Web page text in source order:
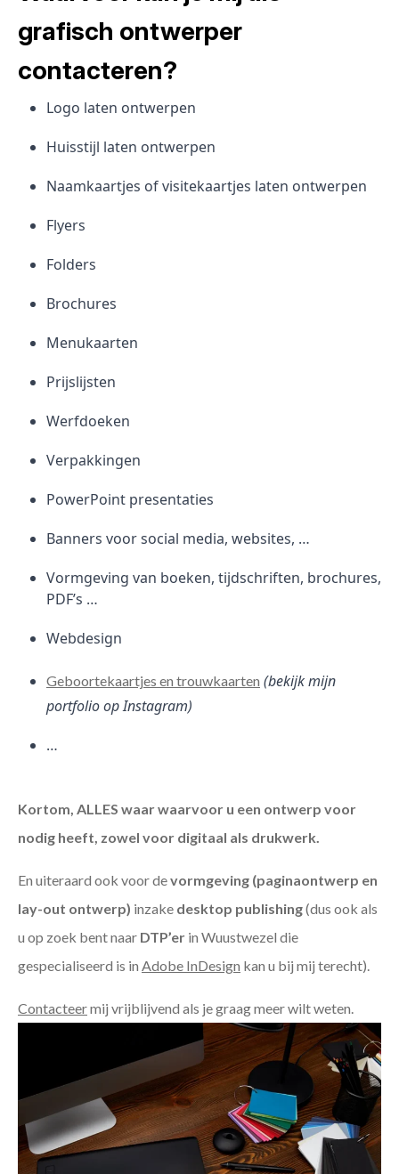
grafisch ontwerper
contacteren?
Logo laten ontwerpen
Huisstijl laten ontwerpen
Naamkaartjes of visitekaartjes laten ontwerpen
Flyers
Folders
Brochures
Menukaarten
Prijslijsten
Werfdoeken
Verpakkingen
PowerPoint presentaties
Banners voor social media, websites, …
Vormgeving van boeken, tijdschriften, brochures,
PDF’s …
Webdesign
Geboortekaartjes en trouwkaarten (bekijk mijn
portfolio op Instagram)
…
Kortom, ALLES waar waarvoor u een ontwerp voor
nodig heeft, zowel voor digitaal als drukwerk.
En uiteraard ook voor devormgeving (paginaontwerp en
lay-out ontwerp) inzake desktop publishing(dus ook als
u op zoek bent naar DTP’er in Wuustwezel die
gespecialiseerd is in Adobe InDesign kan u bij mij terecht).
Contacteermij vrijblijvend als je graag meer wilt weten.